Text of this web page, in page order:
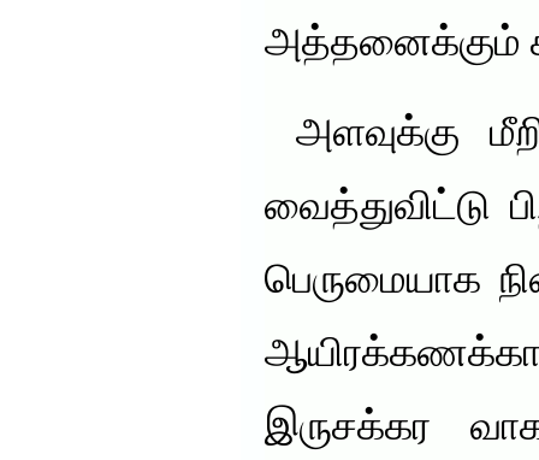
அத்தனைக்கும்
அளவுக்கு
வைத்துவிட்டு
பெருமையாக
இருசக்கர